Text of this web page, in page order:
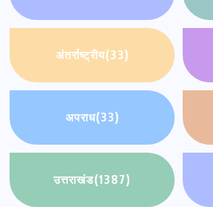
अंतर्राष्ट्रीय(33)
अपराध(33)
उत्तराखंड(1387)